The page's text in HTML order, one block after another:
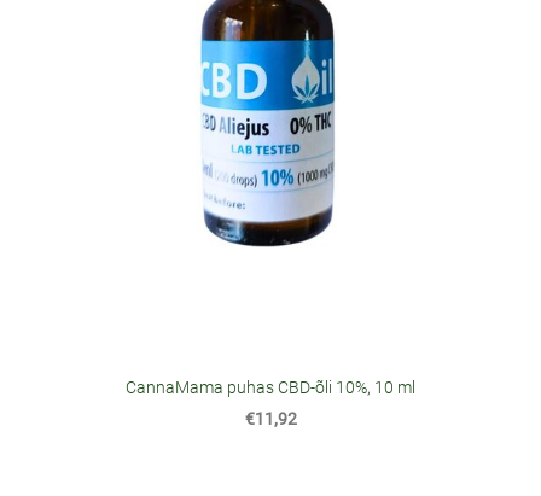
CannaMama puhas CBD-õli 10%, 10 ml
€11,92